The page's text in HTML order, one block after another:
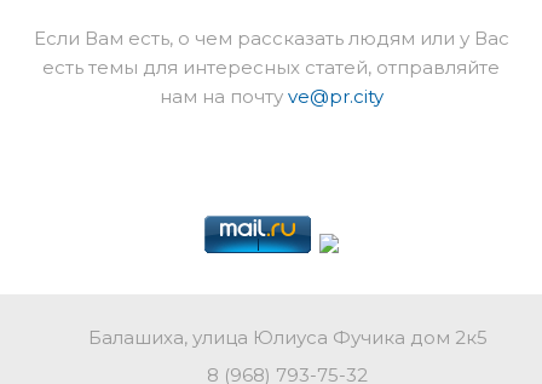
Если Вам есть, о чем рассказать людям или у Вас
есть темы для интересных статей, отправляйте
нам на почту ve@pr.city
Балашиха, улица Юлиуса Фучика дом 2к5
8 (968) 793-75-32